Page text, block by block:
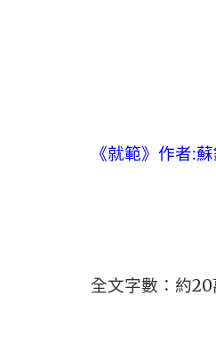
《就範》作者:
全文字數：約20